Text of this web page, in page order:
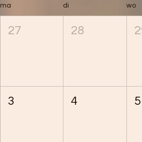
ma di wo
27 28
3 4 5